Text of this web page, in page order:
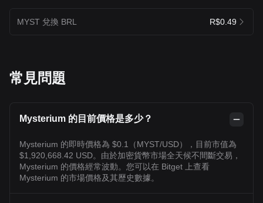
MYST 兌換 BRL R$0.49
常見問題
Mysterium 的目前價格是多少？
Mysterium 的即時價格為 $0.1（MYST/USD），目前市值為
$1,920,668.42 USD。由於加密貨幣市場全天候不間斷交易，
Mysterium 的價格經常波動。您可以在 Bitget 上查看
Mysterium 的市場價格及其歷史數據。